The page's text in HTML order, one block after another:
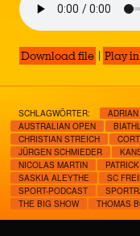
Download file | Play
SCHLAGWÖRTER:
AUSTRALIAN OPEN
CHRISTIAN STREICH
JÜRGEN SCHMIEDER
NICOLAS MARTIN
SASKIA ALEYTHE
SC
SPORT-PODCAST
THE BIG SHOW
THOMAS